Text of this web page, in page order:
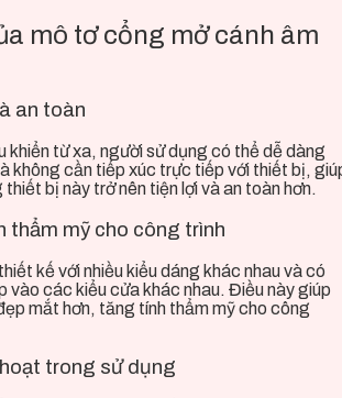
mô tơ cổng mở cánh âm
an toàn
khiển từ xa, người sử dụng có thể dễ dàng
không cần tiếp xúc trực tiếp với thiết bị,
thiết bị này trở nên tiện lợi và an toàn hơn.
thẩm mỹ cho công trình
kế với nhiều kiểu dáng khác nhau và có
vào các kiểu cửa khác nhau. Điều này giúp
mắt hơn, tăng tính thẩm mỹ cho công
trong sử dụng